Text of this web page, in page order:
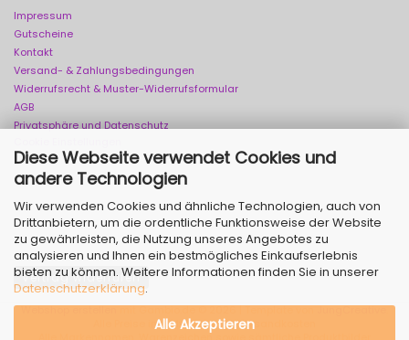
Diese Webseite verwendet Cookies und
andere Technologien
Wir verwenden Cookies und ähnliche Technologien, auch von
Drittanbietern, um die ordentliche Funktionsweise der Website
zu gewährleisten, die Nutzung unseres Angebotes zu
analysieren und Ihnen ein bestmögliches Einkaufserlebnis
bieten zu können. Weitere Informationen finden Sie in unserer
Datenschutzerklärung.
Alle Akzeptieren
Impressum
Gutscheine
Kontakt
Versand- & Zahlungsbedingungen
Widerrufsrecht & Muster-Widerrufsformular
AGB
Privatsphäre und Datenschutz
Vertrag widerrufen
Webshop erstellenmit Gambio.de © 2026 | Template vonJungCreative.
Alle Preise inkl. MwSt. & zzgl. Versandkosten